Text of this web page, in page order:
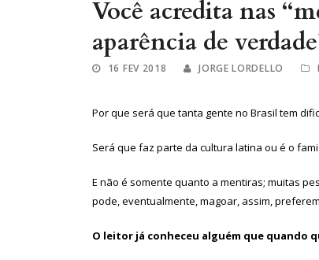
Você acredita nas
aparência de
16 FEV 2018 JORGE LORDELLO
Por que será que tanta gente no Brasil tem
Será que faz parte da cultura latina ou é o
E não é somente quanto a mentiras; muitas
pode, eventualmente, magoar, assim,
O leitor já conheceu alguém que quando